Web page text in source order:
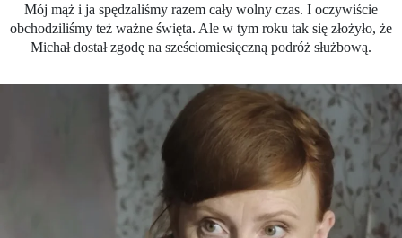
Mój mąż i ja spędzaliśmy razem cały wolny czas. I oczywiście
obchodziliśmy też ważne święta. Ale w tym roku tak się złożyło, że
Michał dostał zgodę na sześciomiesięczną podróż służbową.